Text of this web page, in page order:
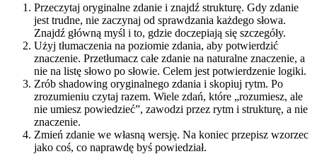
Przeczytaj oryginalne zdanie i znajdź strukturę. Gdy zdanie
jest trudne, nie zaczynaj od sprawdzania każdego słowa.
Znajdź główną myśl i to, gdzie doczepiają się szczegóły.
Użyj tłumaczenia na poziomie zdania, aby potwierdzić
znaczenie. Przetłumacz całe zdanie na naturalne znaczenie, a
nie na listę słowo po słowie. Celem jest potwierdzenie logiki.
Zrób shadowing oryginalnego zdania i skopiuj rytm. Po
zrozumieniu czytaj razem. Wiele zdań, które „rozumiesz, ale
nie umiesz powiedzieć”, zawodzi przez rytm i strukturę, a nie
znaczenie.
Zmień zdanie we własną wersję. Na koniec przepisz wzorzec
jako coś, co naprawdę byś powiedział.